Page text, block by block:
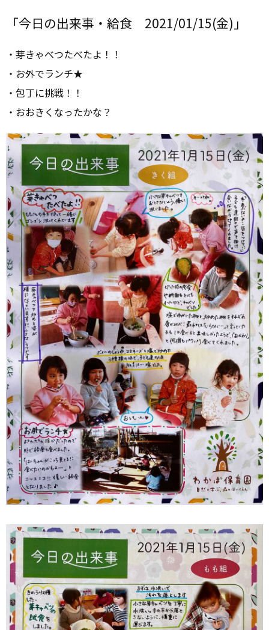
「今日の出来事・給食 2021/01/15(金)」
・芽きゃべつたべたよ！！
・お外でランチ★
・包丁に挑戦！！
・おおきくなったかな？